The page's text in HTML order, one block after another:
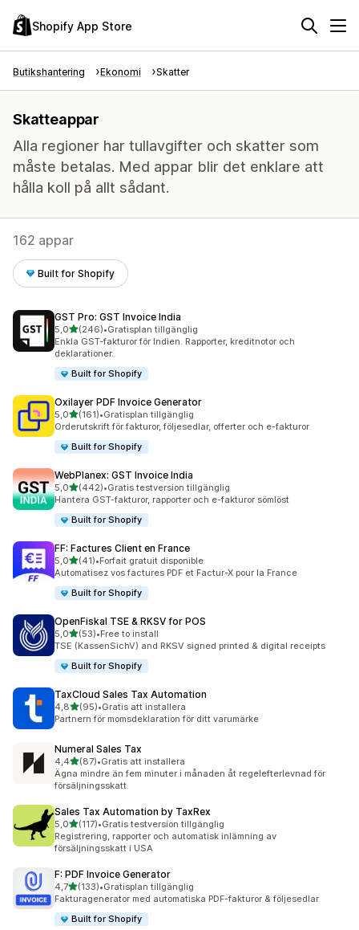
Shopify App Store
Butikshantering Ekonomi Skatter
Skatteappar
Alla regioner har tullavgifter och skatter som
måste betalas. Med appar blir det enklare att
hålla koll på allt sådant.
162 appar
Built for Shopify
GST Pro: GST Invoice India
5,0av 5 stjärnor
(246)
246 recensioner totalt
•Gratisplan tillgänglig
Enkla GST-fakturor för Indien. Rapporter, kreditnotor och
deklarationer.
Built for Shopify
Oxilayer PDF Invoice Generator
5,0av 5 stjärnor
(161)
161 recensioner totalt
•Gratisplan tillgänglig
Orderutskrift för fakturor, följesedlar, offerter och e-fakturor
Built for Shopify
WebPlanex: GST Invoice India
5,0av 5 stjärnor
(442)
442 recensioner totalt
•Gratis testversion tillgänglig
Hantera GST-fakturor, rapporter och e-fakturor sömlöst
Built for Shopify
FF: Factures Client en France
5,0av 5 stjärnor
(41)
41 recensioner totalt
•Forfait gratuit disponible
Automatisez vos factures PDF et Factur-X pour la France
Built for Shopify
OpenFiskal TSE & RKSV for POS
5,0av 5 stjärnor
(53)
53 recensioner totalt
•Free to install
TSE (KassenSichV) and RKSV signed printed & digital receipts
Built for Shopify
TaxCloud Sales Tax Automation
4,8av 5 stjärnor
(95)
95 recensioner totalt
•Gratis att installera
Partnern för momsdeklaration för ditt varumärke
Numeral Sales Tax
4,4av 5 stjärnor
(87)
87 recensioner totalt
•Gratis att installera
Ägna mindre än fem minuter i månaden åt regelefterlevnad för
försäljningsskatt.
Sales Tax Automation by TaxRex
5,0av 5 stjärnor
(117)
117 recensioner totalt
•Gratis testversion tillgänglig
Registrering, rapporter och automatisk inlämning av
försäljningsskatt i USA
F: PDF Invoice Generator
4,7av 5 stjärnor
(133)
133 recensioner totalt
•Gratisplan tillgänglig
Fakturagenerator med automatiska PDF-fakturor & följesedlar
Built for Shopify